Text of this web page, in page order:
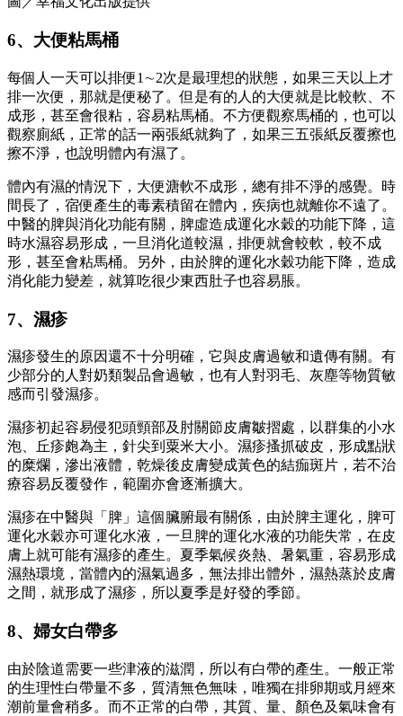
6、大便粘馬桶
每個人一天可以排便1∼2次是最理想的狀態，如果三天以上才
排一次便，那就是便秘了。但是有的人的大便就是比較軟、不
成形，甚至會很粘，容易粘馬桶。不方便觀察馬桶的，也可以
觀察廁紙，正常的話一兩張紙就夠了，如果三五張紙反覆擦也
擦不淨，也說明體內有濕了。
體內有濕的情況下，大便溏軟不成形，總有排不淨的感覺。時
間長了，宿便產生的毒素積留在體內，疾病也就離你不遠了。
中醫的脾與消化功能有關，脾虛造成運化水穀的功能下降，這
時水濕容易形成，一旦消化道較濕，排便就會較軟，較不成
形，甚至會粘馬桶。另外，由於脾的運化水穀功能下降，造成
消化能力變差，就算吃很少東西肚子也容易脹。
7、濕疹
濕疹發生的原因還不十分明確，它與皮膚過敏和遺傳有關。有
少部分的人對奶類製品會過敏，也有人對羽毛、灰塵等物質敏
感而引發濕疹。
濕疹初起容易侵犯頭頸部及肘關節皮膚皺摺處，以群集的小水
泡、丘疹皰為主，針尖到粟米大小。濕疹搔抓破皮，形成點狀
的糜爛，滲出液體，乾燥後皮膚變成黃色的結痂斑片，若不治
療容易反覆發作，範圍亦會逐漸擴大。
濕疹在中醫與「脾」這個臟腑最有關係，由於脾主運化，脾可
運化水穀亦可運化水液，一旦脾的運化水液的功能失常，在皮
膚上就可能有濕疹的產生。夏季氣候炎熱、暑氣重，容易形成
濕熱環境，當體內的濕氣過多，無法排出體外，濕熱蒸於皮膚
之間，就形成了濕疹，所以夏季是好發的季節。
8、婦女白帶多
由於陰道需要一些津液的滋潤，所以有白帶的產生。一般正常
的生理性白帶量不多，質清無色無味，唯獨在排卵期或月經來
潮前量會稍多。而不正常的白帶，其質、量、顏色及氣味會有